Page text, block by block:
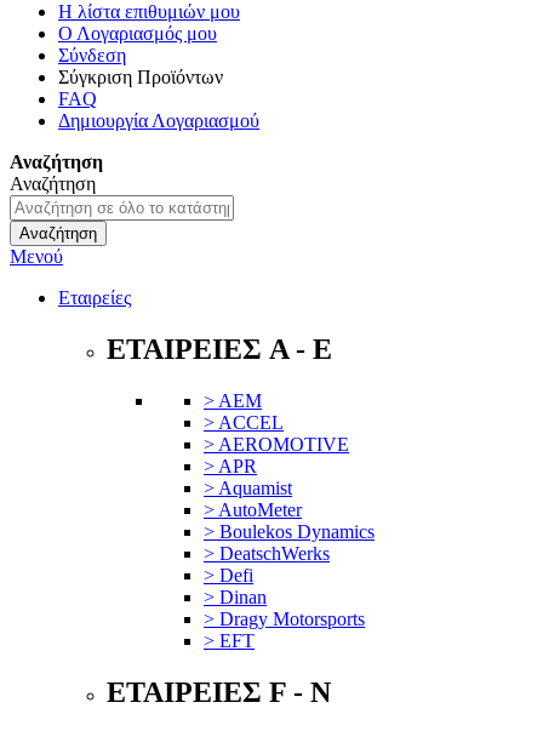
Η λίστα επιθυμιών μου
Ο Λογαριασμός μου
Σύνδεση
Σύγκριση Προϊόντων
FAQ
Δημιουργία Λογαριασμού
Αναζήτηση
Αναζήτηση
Αναζήτηση
Μενού
Εταιρείες
ΕΤΑΙΡΕΙΕΣ A - E
> AEM
> ACCEL
> AEROMOTIVE
> APR
> Aquamist
> AutoMeter
> Boulekos Dynamics
> DeatschWerks
> Defi
> Dinan
> Dragy Motorsports
> EFT
ΕΤΑΙΡΕΙΕΣ F - N